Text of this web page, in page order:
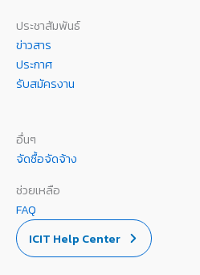
ประชาสัมพันธ์
ข่าวสาร
ประกาศ
รับสมัครงาน
อื่นๆ
จัดซื้อจัดจ้าง
ช่วยเหลือ
FAQ
ICIT Help Center